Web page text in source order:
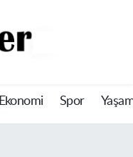
Ekonomi Spor